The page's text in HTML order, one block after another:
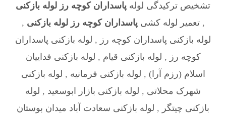
تشخیص ترکیدگی لوله پاسداران کوچه رز لوله بازکنی
,تعمیر لوله کشیپاسداران کوچه رز لوله بازکنی ,
لوله بازکنی پاسداران کوچه رز , لوله بازکنی پاسداران
کوچه رز , لوله بازکنی قیام , لوله بازکنی فداییان
اسلام (رزم آرا) , لوله بازکنی فرمانیه , لوله بازکنی
شهرک محلاتی , لوله بازکنی بازار ابوسعید , لوله
بازکنی چیتگر , لوله بازکنی سعادت آباد میدان بوستان